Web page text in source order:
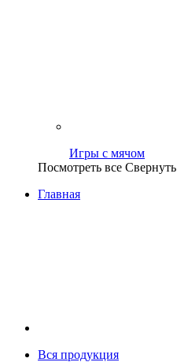
Игры с мячом
Посмотреть все Свернуть
Главная
Вся продукция